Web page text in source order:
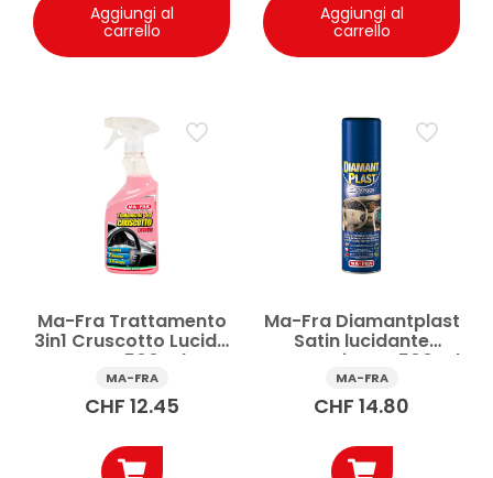
Aggiungi al
carrello
Aggiungi al
carrello
Ma-Fra Trattamento
3in1 Cruscotto Lucido
auto 500 ml
MA-FRA
CHF 12.45
Ma-Fra Diamantplast
Satin lucidante
cruscotti auto 500 ml
MA-FRA
CHF 14.80